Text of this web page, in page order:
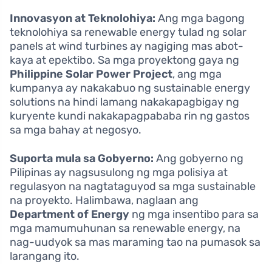
Innovasyon at Teknolohiya: Ang mga bagong
teknolohiya sa renewable energy tulad ng solar
panels at wind turbines ay nagiging mas abot-
kaya at epektibo. Sa mga proyektong gaya ng
Philippine Solar Power Project, ang mga
kumpanya ay nakakabuo ng sustainable energy
solutions na hindi lamang nakakapagbigay ng
kuryente kundi nakakapagpababa rin ng gastos
sa mga bahay at negosyo.
Suporta mula sa Gobyerno: Ang gobyerno ng
Pilipinas ay nagsusulong ng mga polisiya at
regulasyon na nagtataguyod sa mga sustainable
na proyekto. Halimbawa, naglaan ang
Department of Energy ng mga insentibo para sa
mga mamumuhunan sa renewable energy, na
nag-uudyok sa mas maraming tao na pumasok sa
larangang ito.